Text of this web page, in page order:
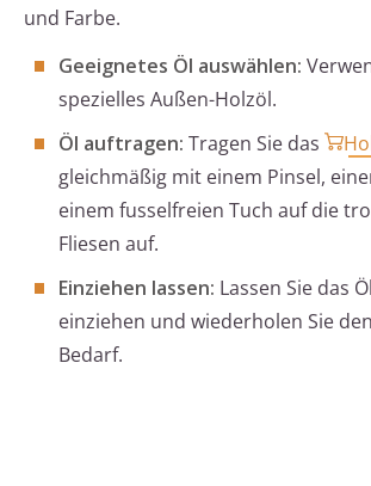
und Farbe.
Geeignetes Öl auswählen:
spezielles Außen-Holzöl.
Öl auftragen: Tragen Sie das
gleichmäßig mit einem Pinsel,
einem fusselfreien Tuch auf die
Fliesen auf.
Einziehen lassen: Lassen Sie das
einziehen und wiederholen Sie
Bedarf.